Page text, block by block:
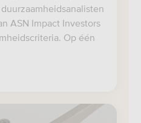
ASN Impact Investors
Op één